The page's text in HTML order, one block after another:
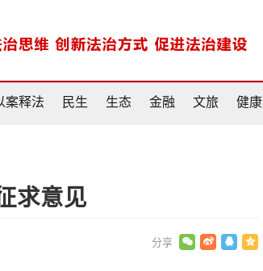
案释法 民生 生态 金融 文旅 健康
求意见